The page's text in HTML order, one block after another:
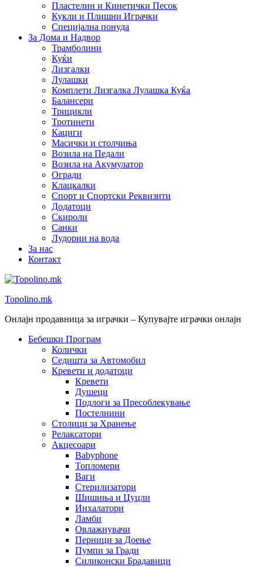
Пластелин и Кинетички Песок
Кукли и Плишни Играчки
Специјална понуда
За Дома и Надвор
Трамболини
Куќи
Лизгалки
Лулашки
Комплети Лизгалка Лулашка Куќа
Балансери
Трицикли
Тротинети
Кациги
Mасички и столчиња
Возила на Педали
Возила на Акумулатор
Огради
Клацкалки
Спорт и Спортски Реквизити
Додатоци
Скироли
Санки
Лудории на вода
За нас
Контакт
Topolino.mk
Онлајн продавница за играчки – Купувајте играчки онлајн
Бебешки Програм
Колички
Седишта за Автомобил
Кревети и додатоци
Кревети
Душеци
Подлоги за Пресоблекување
Постелнини
Столици за Хранење
Релаксатори
Акцесоари
Babyphone
Топломери
Ваги
Стерилизатори
Шишиња и Цуцли
Инхалатори
Ламби
Овлажнувачи
Перници за Доење
Пумпи за Гради
Силиконски Брадавици